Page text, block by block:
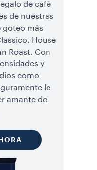
de café
de nuestras
goteo más
House
Roast. Con
y
como
le
amante del